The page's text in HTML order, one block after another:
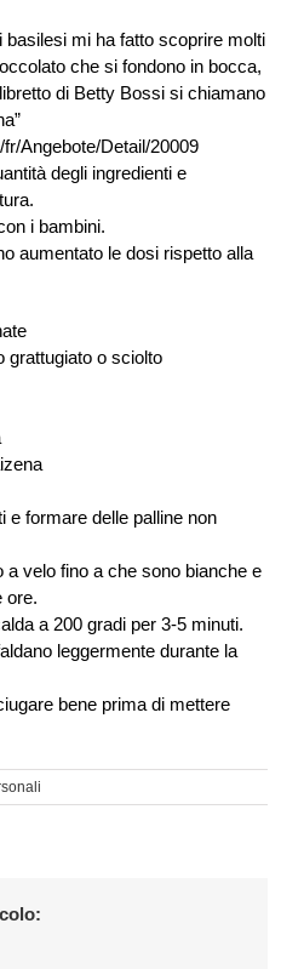
mi ha fatto scoprire molti
che si fondono in bocca,
di Betty Bossi si chiamano
Angebote/Detail/20009
degli ingredienti e
i bambini.
aumentato le dosi rispetto alla
grattugiato o sciolto
e formare delle palline non
velo fino a che sono bianche e
ore.
a 200 gradi per 3-5 minuti.
leggermente durante la
bene prima di mettere